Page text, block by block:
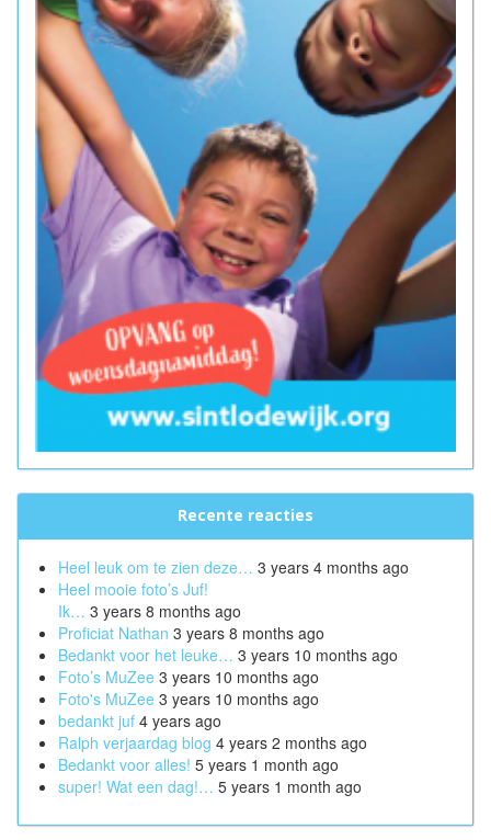
Recente reacties
Heel leuk om te zien deze… 3 years 4 months ago
Heel mooie foto’s Juf!
Ik… 3 years 8 months ago
Proficiat Nathan 3 years 8 months ago
Bedankt voor het leuke… 3 years 10 months ago
Foto’s MuZee 3 years 10 months ago
Foto's MuZee 3 years 10 months ago
bedankt juf 4 years ago
Ralph verjaardag blog 4 years 2 months ago
Bedankt voor alles! 5 years 1 month ago
super! Wat een dag!… 5 years 1 month ago